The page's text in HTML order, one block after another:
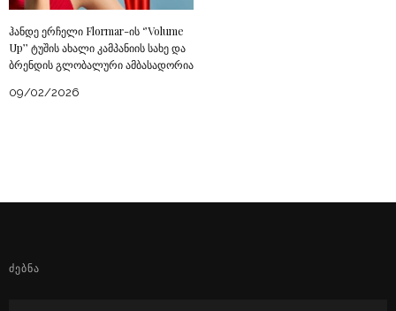
ჰანდე ერჩელი Flormar-ის ‘’Volume
Up’’ ტუშის ახალი კამპანიის სახე და
ბრენდის გლობალური ამბასადორია
09/02/2026
ᲫᲔᲑᲜᲐ